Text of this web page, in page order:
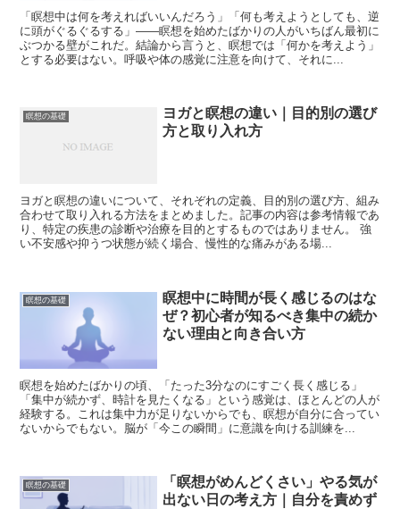
「瞑想中は何を考えればいいんだろう」「何も考えようとしても、逆
に頭がぐるぐるする」——瞑想を始めたばかりの人がいちばん最初に
ぶつかる壁がこれだ。結論から言うと、瞑想では「何かを考えよう」
とする必要はない。呼吸や体の感覚に注意を向けて、それに...
瞑想の基礎
ヨガと瞑想の違い｜目的別の選び
方と取り入れ方
ヨガと瞑想の違いについて、それぞれの定義、目的別の選び方、組み
合わせて取り入れる方法をまとめました。記事の内容は参考情報であ
り、特定の疾患の診断や治療を目的とするものではありません。 強
い不安感や抑うつ状態が続く場合、慢性的な痛みがある場...
瞑想の基礎
瞑想中に時間が長く感じるのはな
ぜ？初心者が知るべき集中の続か
ない理由と向き合い方
瞑想を始めたばかりの頃、「たった3分なのにすごく長く感じる」
「集中が続かず、時計を見たくなる」という感覚は、ほとんどの人が
経験する。これは集中力が足りないからでも、瞑想が自分に合ってい
ないからでもない。脳が「今この瞬間」に意識を向ける訓練を...
瞑想の基礎
「瞑想がめんどくさい」やる気が
出ない日の考え方｜自分を責めず